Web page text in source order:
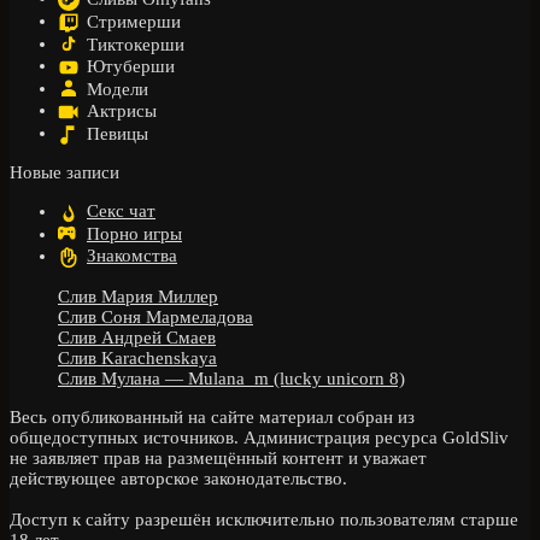
Стримерши
Тиктокерши
Ютуберши
Модели
Актрисы
Певицы
Новые записи
Секс чат
Порно игры
Знакомства
Слив Мария Миллер
Слив Соня Мармеладова
Слив Андрей Смаев
Слив Karachenskaya
Слив Мулана — Mulana_m (lucky unicorn 8)
Весь опубликованный на сайте материал собран из
общедоступных источников. Администрация ресурса GoldSliv
не заявляет прав на размещённый контент и уважает
действующее авторское законодательство.
Доступ к сайту разрешён исключительно пользователям старше